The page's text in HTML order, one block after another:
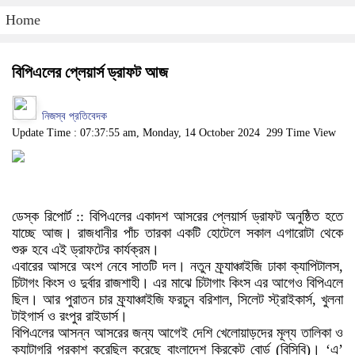
Home
বিপিএলের প্লেয়ার্স ড্রাফট আজ
নিজস্ব প্রতিবেদক
Update Time : 07:37:55 am, Monday, 14 October 2024 299 Time View
ডেস্ক রিপোর্ট :: বিপিএলের একাদশ আসরের প্লেয়ার্স ড্রাফট অনুষ্ঠিত হতে
যাচ্ছে আজ। রাজধানীর পাঁচ তারকা একটি হোটেলে সকাল এগারোটা থেকে
শুরু হবে এই ড্রাফটের কার্যক্রম।
এবারের আসরে অংশ নেবে সাতটি দল। নতুন ফ্র্যাঞ্চাইজি ঢাকা ক্যাপিটালস,
চিটাগং কিংস ও দুর্বার রাজশাহী। এর মাঝে চিটাগাং কিংস এর আগেও বিপিএলে
ছিল। আর পুরাতন চার ফ্র্যাঞ্চাইজি ফরচুন বরিশাল, সিলেট স্ট্রাইকার্স, খুলনা
টাইগার্স ও রংপুর রাইডার্স।
বিপিএলের আসন্ন আসরের জন্য আগেই দেশি খেলোয়াড়দের মূল্য তালিকা ও
ক্যাটাগরি প্রকাশ করেছিল করেছে বাংলাদেশ ক্রিকেট বোর্ড (বিসিবি)। ‘এ’